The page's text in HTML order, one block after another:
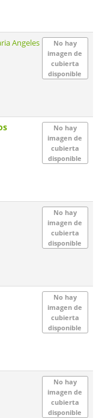
No hay
imagen de
cubierta
disponible
Angeles
No hay
imagen de
cubierta
disponible
No hay
imagen de
cubierta
disponible
No hay
imagen de
cubierta
disponible
No hay
imagen de
cubierta
disponible